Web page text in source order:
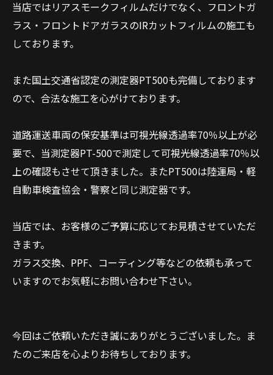
当店ではリアスモークフィルムだけでなく、フロントガ
ラス・フロントドアガラスのIRカットフィルムの施工も
しております。
また国土交通省認定の測定器PT500も完備しております
ので、合法な施工を心がけております。
道路運送車両の保安基準は可視光線透過率70％以上が必
要で、当測定器PT-500で測定して可視光線透過率70％以
上の確認もさせて頂きました。またPT500は陸運局・軽
自動車検査協会・警察と同じ測定器です。
当店では、お客様のご予算に応じてお見積させていただ
きます。
ガラス交換、PPF、コーティング等などの依頼も承って
いますのでお気軽にお問い合わせ下さい。
今回はご依頼いただき誠にありがとうございました。ま
たのご来店を心よりお待ちしております。